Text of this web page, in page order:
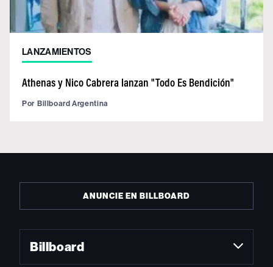
LANZAMIENTOS
Athenas y Nico Cabrera lanzan "Todo Es Bendición"
Por Billboard Argentina
ANUNCIE EN BILLBOARD
Billboard